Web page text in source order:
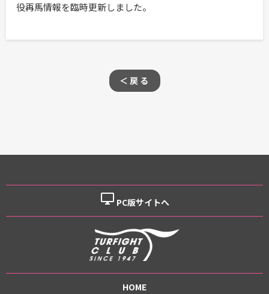
役再馬情報を臨時更新しました。
＜戻る
desktop_windows PC版サイトへ
HOME